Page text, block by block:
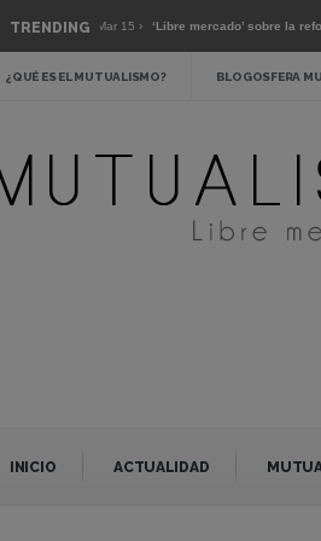
TRENDING
Mar 15 › ‘Libre mercado’ sobre la reforma
¿QUÉ ES EL MUTUALISMO? BLOGOSFERA
INICIO ACTUALIDAD